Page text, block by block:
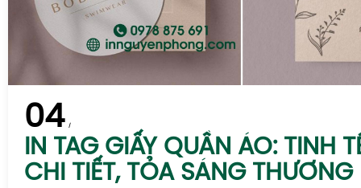
04
IN TAG GIẤY QUẦN ÁO: TINH
CHI TIẾT, TỎA SÁNG THƯƠNG